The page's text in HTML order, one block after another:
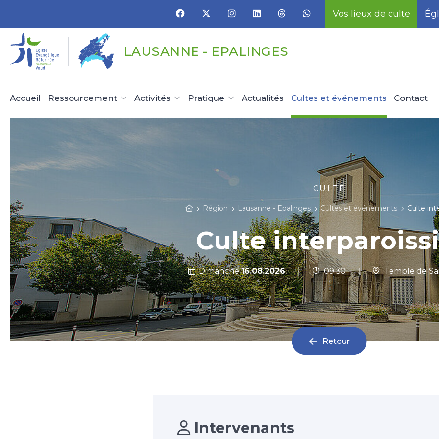
Vos lieux de culte
LAUSANNE - EPALINGES
Accueil Ressourcement Activités Pratique Actualités Cultes et événements Contact
CULTE
Région Lausanne - Epalinges Cultes et événements Culte
Culte
Dimanche16.08.2026 | 09:30 | Temple de
Retour
Intervenants